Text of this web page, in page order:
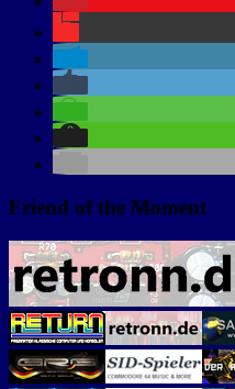
Friend of the Moment